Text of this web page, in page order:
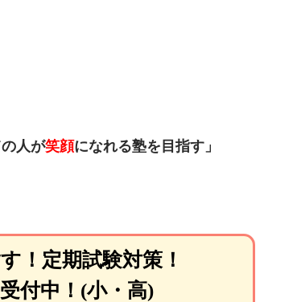
人が笑顔になれる塾を目指す」
！定期試験対策！
付中！(小・高)